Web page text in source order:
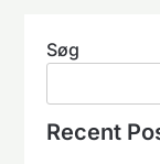
Søg
Recent